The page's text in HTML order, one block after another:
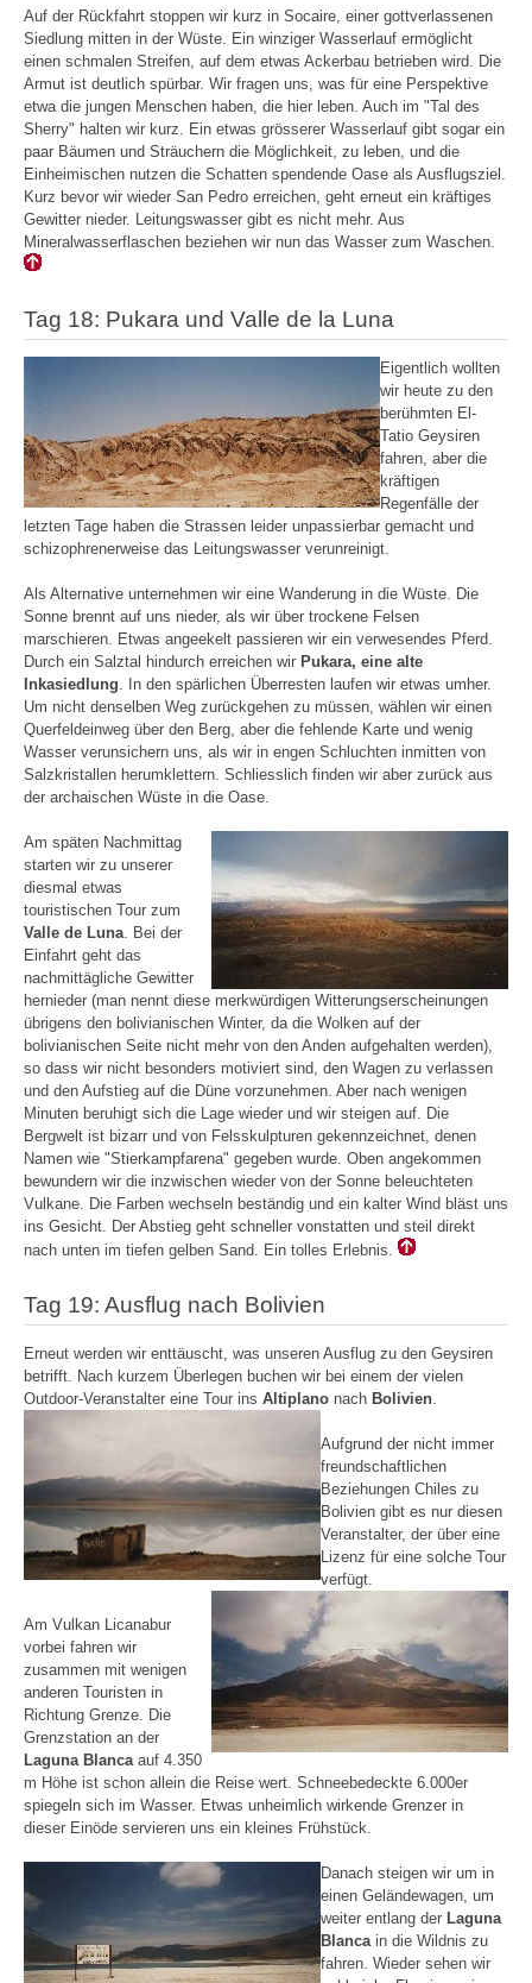
Auf der Rückfahrt stoppen wir kurz in Socaire, einer gottverlassenen
Siedlung mitten in der Wüste. Ein winziger Wasserlauf ermöglicht
einen schmalen Streifen, auf dem etwas Ackerbau betrieben wird. Die
Armut ist deutlich spürbar. Wir fragen uns, was für eine Perspektive
etwa die jungen Menschen haben, die hier leben. Auch im "Tal des
Sherry" halten wir kurz. Ein etwas grösserer Wasserlauf gibt sogar ein
paar Bäumen und Sträuchern die Möglichkeit, zu leben, und die
Einheimischen nutzen die Schatten spendende Oase als Ausflugsziel.
Kurz bevor wir wieder San Pedro erreichen, geht erneut ein kräftiges
Gewitter nieder. Leitungswasser gibt es nicht mehr. Aus
Mineralwasserflaschen beziehen wir nun das Wasser zum Waschen.
Tag 18: Pukara und Valle de la Luna
Eigentlich wollten
wir heute zu den
berühmten El-
Tatio Geysiren
fahren, aber die
kräftigen
Regenfälle der
letzten Tage haben die Strassen leider unpassierbar gemacht und
schizophrenerweise das Leitungswasser verunreinigt.
Als Alternative unternehmen wir eine Wanderung in die Wüste. Die
Sonne brennt auf uns nieder, als wir über trockene Felsen
marschieren. Etwas angeekelt passieren wir ein verwesendes Pferd.
Durch ein Salztal hindurch erreichen wir Pukara, eine alte
Inkasiedlung. In den spärlichen Überresten laufen wir etwas umher.
Um nicht denselben Weg zurückgehen zu müssen, wählen wir einen
Querfeldeinweg über den Berg, aber die fehlende Karte und wenig
Wasser verunsichern uns, als wir in engen Schluchten inmitten von
Salzkristallen herumklettern. Schliesslich finden wir aber zurück aus
der archaischen Wüste in die Oase.
Am späten Nachmittag
starten wir zu unserer
diesmal etwas
touristischen Tour zum
Valle de Luna. Bei der
Einfahrt geht das
nachmittägliche Gewitter
hernieder (man nennt diese merkwürdigen Witterungserscheinungen
übrigens den bolivianischen Winter, da die Wolken auf der
bolivianischen Seite nicht mehr von den Anden aufgehalten werden),
so dass wir nicht besonders motiviert sind, den Wagen zu verlassen
und den Aufstieg auf die Düne vorzunehmen. Aber nach wenigen
Minuten beruhigt sich die Lage wieder und wir steigen auf. Die
Bergwelt ist bizarr und von Felsskulpturen gekennzeichnet, denen
Namen wie "Stierkampfarena" gegeben wurde. Oben angekommen
bewundern wir die inzwischen wieder von der Sonne beleuchteten
Vulkane. Die Farben wechseln beständig und ein kalter Wind bläst uns
ins Gesicht. Der Abstieg geht schneller vonstatten und steil direkt
nach unten im tiefen gelben Sand. Ein tolles Erlebnis.
Tag 19: Ausflug nach Bolivien
Erneut werden wir enttäuscht, was unseren Ausflug zu den Geysiren
betrifft. Nach kurzem Überlegen buchen wir bei einem der vielen
Outdoor-Veranstalter eine Tour ins Altiplano nach Bolivien
Aufgrund der nicht immer
freundschaftlichen
Beziehungen Chiles zu
Bolivien gibt es nur diesen
Veranstalter, der über eine
Lizenz für eine solche Tour
verfügt.
Am Vulkan Licanabur
vorbei fahren wir
zusammen mit wenigen
anderen Touristen in
Richtung Grenze. Die
Grenzstation an der
Laguna Blanca auf 4.350
m Höhe ist schon allein die Reise wert. Schneebedeckte 6.000er
spiegeln sich im Wasser. Etwas unheimlich wirkende Grenzer in
dieser Einöde servieren uns ein kleines Frühstück.
Danach steigen wir um in
einen Geländewagen, um
weiter entlang der Laguna
Blanca in die Wildnis zu
fahren. Wieder sehen wir